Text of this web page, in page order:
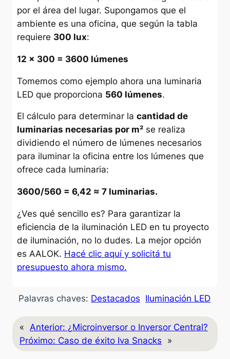
por el área del lugar. Supongamos que el
ambiente es una oficina, que según la tabla
requiere 300 lux:
12 × 300 = 3600 lúmenes
Tomemos como ejemplo ahora una luminaria
LED que proporciona 560 lúmenes.
El cálculo para determinar la cantidad de
luminarias necesarias por m²se realiza
dividiendo el número de lúmenes necesarios
para iluminar la oficina entre los lúmenes que
ofrece cada luminaria:
3600/560 = 6,42 ≈ 7 luminarias.
¿Ves qué sencillo es? Para garantizar la
eficiencia de la iluminación LED en tu proyecto
de iluminación, no lo dudes. La mejor opción
es AALOK. Hacé clic aquí y solicitá tu
presupuesto ahora mismo.
Palavras chaves: Destacados Iluminación LED
« Anterior: ¿Microinversor o Inversor Central?
Próximo: Caso de éxito Iva Snacks »